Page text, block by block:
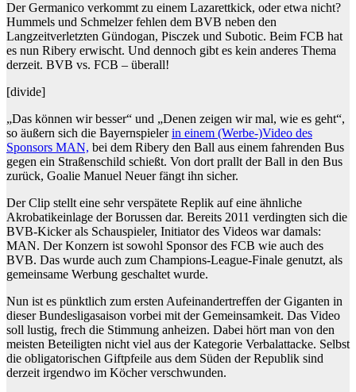
Der Germanico verkommt zu einem Lazarettkick, oder etwa nicht?
Hummels und Schmelzer fehlen dem BVB neben den
Langzeitverletzten Gündogan, Pisczek und Subotic. Beim FCB hat
es nun Ribery erwischt. Und dennoch gibt es kein anderes Thema
derzeit. BVB vs. FCB – überall!
[divide]
„Das können wir besser“ und „Denen zeigen wir mal, wie es geht“,
so äußern sich die Bayernspielerin einem (Werbe-)Video des
Sponsors MAN, bei dem Ribery den Ball aus einem fahrenden Bus
gegen ein Straßenschild schießt. Von dort prallt der Ball in den Bus
zurück, Goalie Manuel Neuer fängt ihn sicher.
Der Clip stellt eine sehr verspätete Replik auf eine ähnliche
Akrobatikeinlage der Borussen dar. Bereits 2011 verdingten sich die
BVB-Kicker als Schauspieler, Initiator des Videos war damals:
MAN. Der Konzern ist sowohl Sponsor des FCB wie auch des
BVB. Das wurde auch zum Champions-League-Finale genutzt, als
gemeinsame Werbung geschaltet wurde.
Nun ist es pünktlich zum ersten Aufeinandertreffen der Giganten in
dieser Bundesligasaison vorbei mit der Gemeinsamkeit. Das Video
soll lustig, frech die Stimmung anheizen. Dabei hört man von den
meisten Beteiligten nicht viel aus der Kategorie Verbalattacke. Selbst
die obligatorischen Giftpfeile aus dem Süden der Republik sind
derzeit irgendwo im Köcher verschwunden.